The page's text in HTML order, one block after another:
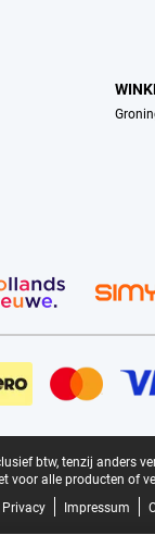
btw, tenzij anders
voor alle producten of
Privacy Impressum